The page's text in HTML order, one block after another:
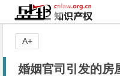
婚姻官司引发的房
A+